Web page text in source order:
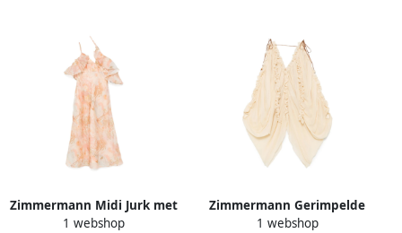
Zimmermann Midi Jurk met
Gerimpelde Details Beige
1 webshop
Zimmermann Gerimpelde
Beige Blouse Beige Dames
1 webshop